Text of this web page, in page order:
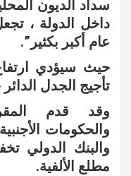
سداد الديون
داخل الدولة ،
عام أكبر بكثير”.
حيث سيؤدي
تأجيج الجدل
وقد قدم
والحكومات
والبنك الدولي
مطلع الألفية.